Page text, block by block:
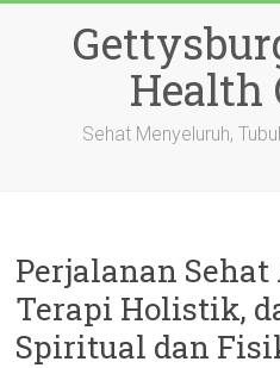
Health
Sehat Menyeluruh,
Perjalanan Sehat
Terapi Holistik,
Spiritual dan